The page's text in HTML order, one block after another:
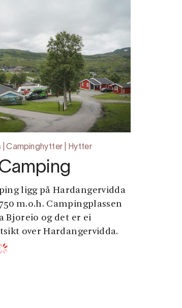
| Campinghytter | Hytter
ligg på Hardangervidda
m.o.h. Campingplassen
Bjoreio og det er ei
over Hardangervidda.